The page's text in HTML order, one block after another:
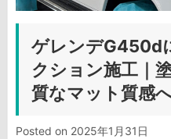
ゲレンデG450d
クション施工｜
質なマット質感
Posted on 2025年1月31日